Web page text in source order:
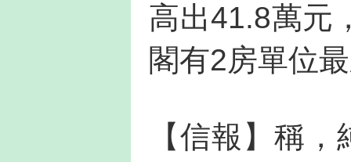
高出41.8萬元
閣有2房單位
【信報】稱